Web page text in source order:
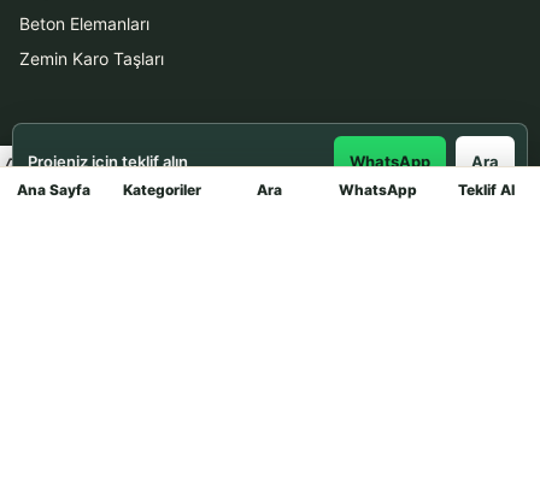
Ana Sayfa Kategoriler Ara WhatsApp Teklif Al
Beton Elemanları
Zemin Karo Taşları
Hizmetler
Uygulama
Projeniz için teklif alın WhatsApp Ara